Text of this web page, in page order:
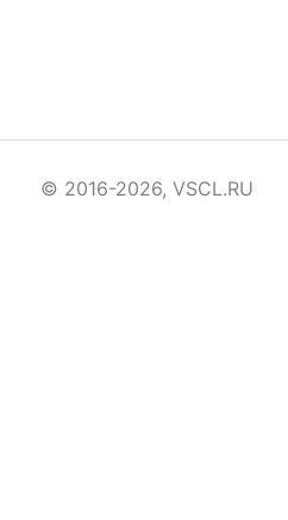
© 2016-2026, VSCL.RU